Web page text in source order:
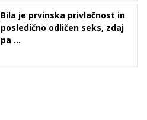
Bila je prvinska privlačnost in
posledično odličen seks, zdaj
pa ...